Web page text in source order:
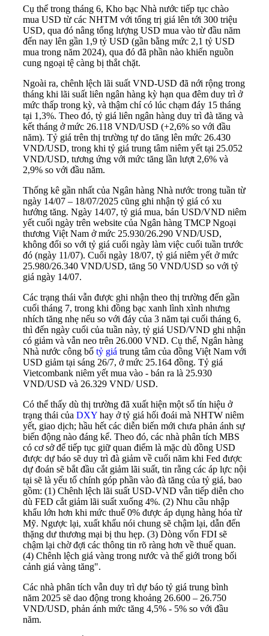
Cụ thể trong tháng 6, Kho bạc Nhà nước tiếp tục chào
mua USD từ các NHTM với tổng trị giá lên tới 300 triệu
USD, qua đó nâng tổng lượng USD mua vào từ đầu năm
đến nay lên gần 1,9 tỷ USD (gần bằng mức 2,1 tỷ USD
mua trong năm 2024), qua đó đã phần nào khiến nguồn
cung ngoại tệ càng bị thắt chặt.
Ngoài ra, chênh lệch lãi suất VND-USD đã nới rộng trong
tháng khi lãi suất liên ngân hàng kỳ hạn qua đêm duy trì ở
mức thấp trong kỳ, và thậm chí có lúc chạm đáy 15 tháng
tại 1,3%. Theo đó, tỷ giá liên ngân hàng duy trì đà tăng và
kết tháng ở mức 26.118 VND/USD (+2,6% so với đầu
năm). Tỷ giá trên thị trường tự do tăng lên mức 26.430
VND/USD, trong khi tỷ giá trung tâm niêm yết tại 25.052
VND/USD, tương ứng với mức tăng lần lượt 2,6% và
2,9% so với đầu năm.
Thống kê gần nhất của Ngân hàng Nhà nước trong tuần từ
ngày 14/07 – 18/07/2025 cũng ghi nhận tỷ giá có xu
hướng tăng. Ngày 14/07, tỷ giá mua, bán USD/VND niêm
yết cuối ngày trên website của Ngân hàng TMCP Ngoại
thương Việt Nam ở mức 25.930/26.290 VND/USD,
không đổi so với tỷ giá cuối ngày làm việc cuối tuần trước
đó (ngày 11/07). Cuối ngày 18/07, tỷ giá niêm yết ở mức
25.980/26.340 VND/USD, tăng 50 VND/USD so với tỷ
giá ngày 14/07.
Các trạng thái vẫn được ghi nhận theo thị trường đến gần
cuối tháng 7, trong khi đồng bạc xanh lình xình nhưng
nhích tăng nhẹ nếu so với đáy của 3 năm tại cuối tháng 6,
thì đến ngày cuối của tuần này, tỷ giá USD/VND ghi nhận
có giảm và vẫn neo trên 26.000 VND. Cụ thể, Ngân hàng
Nhà nước công bố tỷ giá trung tâm của đồng Việt Nam với
USD giảm tại sáng 26/7, ở mức 25.164 đồng. Tỷ giá
Vietcombank niêm yết mua vào - bán ra là 25.930
VND/USD và 26.329 VND/ USD.
Có thể thấy dù thị trường đã xuất hiện một số tín hiệu ở
trạng thái của DXY hay ở tỷ giá hối đoái mà NHTW niêm
yết, giao dịch; hầu hết các diễn biến mới chưa phản ánh sự
biến động nào đáng kể. Theo đó, các nhà phân tích MBS
có cơ sở để tiếp tục giữ quan điểm là mặc dù đồng USD
được dự báo sẽ duy trì đà giảm về cuối năm khi Fed được
dự đoán sẽ bắt đầu cắt giảm lãi suất, tin rằng các áp lực nội
tại sẽ là yếu tố chính góp phần vào đà tăng của tỷ giá, bao
gồm: (1) Chênh lệch lãi suất USD-VND vẫn tiếp diễn cho
dù FED cắt giảm lãi suất xuống 4%. (2) Nhu cầu nhập
khẩu lớn hơn khi mức thuế 0% được áp dụng hàng hóa từ
Mỹ. Ngược lại, xuất khẩu nói chung sẽ chậm lại, dẫn đến
thặng dư thương mại bị thu hẹp. (3) Dòng vốn FDI sẽ
chậm lại chờ đợi các thông tin rõ ràng hơn về thuế quan.
(4) Chênh lệch giá vàng trong nước và thế giới trong bối
cảnh giá vàng tăng".
Các nhà phân tích vẫn duy trì dự báo tỷ giá trung bình
năm 2025 sẽ dao động trong khoảng 26.600 – 26.750
VND/USD, phản ánh mức tăng 4,5% - 5% so với đầu
năm.